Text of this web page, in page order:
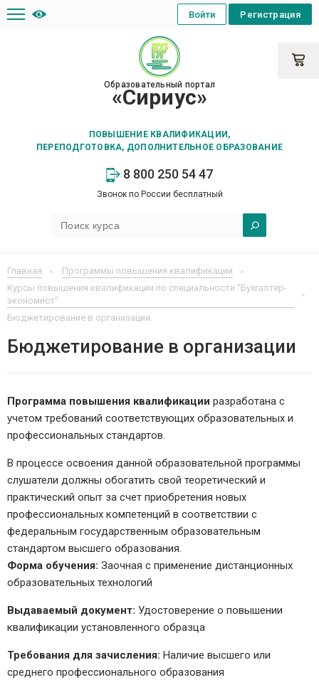
Образовательный портал
«Сириус»
ПОВЫШЕНИЕ КВАЛИФИКАЦИИ,
ПЕРЕПОДГОТОВКА, ДОПОЛНИТЕЛЬНОЕ ОБРАЗОВАНИЕ
8 800 250 54 47
Звонок по России бесплатный
Регистрация
Войти
Главная
Программы повышения квалификации
Курсы повышения квалификации по специальности "Бухгалтер-
экономист"
Бюджетирование в организации
Бюджетирование в организации
Программа повышения квалификации разработана с
учетом требований соответствующих образовательных и
профессиональных стандартов.
В процессе освоения данной образовательной программы
слушатели должны обогатить свой теоретический и
практический опыт за счет приобретения новых
профессиональных компетенций в соответствии с
федеральным государственным образовательным
стандартом высшего образования.
Форма обучения: Заочная с применение дистанционных
образовательных технологий
Выдаваемый документ: Удостоверение о повышении
квалификации установленного образца
Требования для зачисления: Наличие высшего или
среднего профессионального образования